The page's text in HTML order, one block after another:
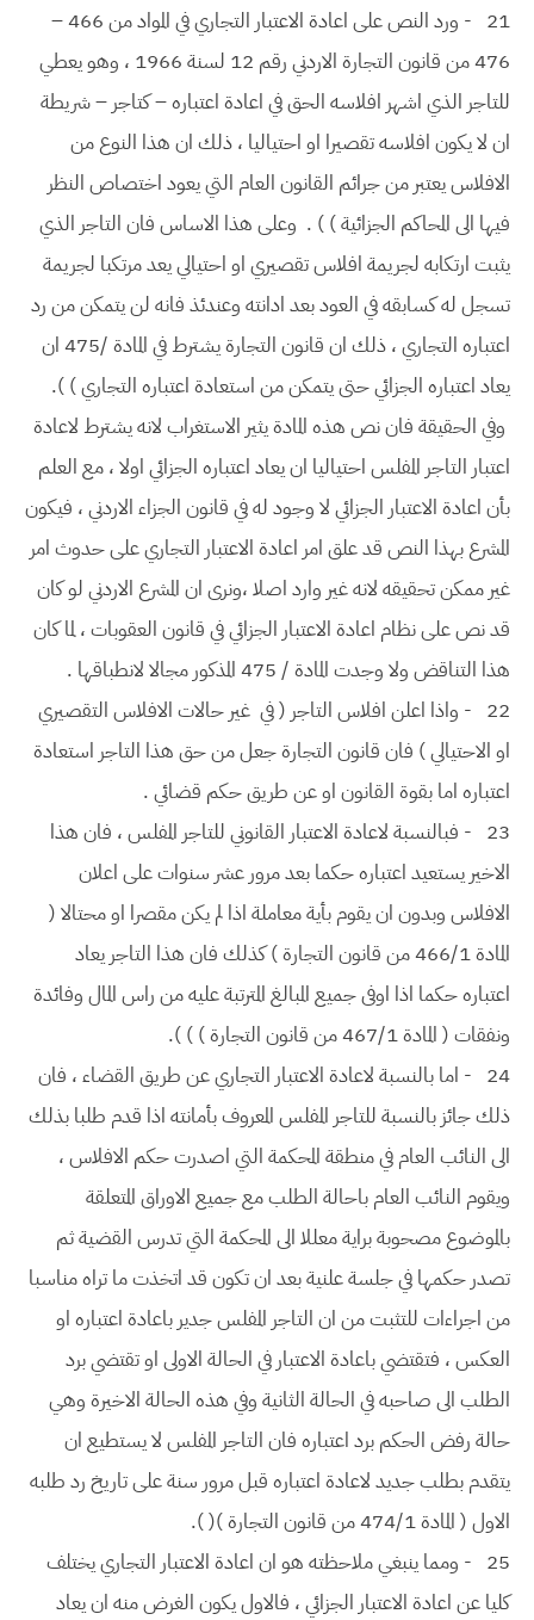
21
- ورد النص على اعادة الاعتبار التجاري في المواد من 466 –
476 من قانون التجارة الاردني رقم 12 لسنة 1966 ، وهو يعطي
للتاجر الذي اشهر افلاسه الحق في اعادة اعتباره – كتاجر – شريطة
ان لا يكون افلاسه تقصيرا او احتياليا ، ذلك ان هذا النوع من
الافلاس يعتبر من جرائم القانون العام التي يعود اختصاص النظر
فيها الى المحاكم الجزائية ) ) . وعلى هذا الاساس فان التاجر الذي
يثبت ارتكابه لجريمة افلاس تقصيري او احتيالي يعد مرتكبا لجريمة
تسجل له كسابقه في العود بعد ادانته وعندئذ فانه لن يتمكن من رد
اعتباره التجاري ، ذلك ان قانون التجارة يشترط في المادة /475 ان
يعاد اعتباره الجزائي حتى يتمكن من استعادة اعتباره التجاري ) ).
وفي الحقيقة فان نص هذه المادة يثير الاستغراب لانه يشترط لاعادة
اعتبار التاجر المفلس احتياليا ان يعاد اعتباره الجزائي اولا ، مع العلم
بأن اعادة الاعتبار الجزائي لا وجود له في قانون الجزاء الاردني ، فيكون
المشرع بهذا النص قد علق امر اعادة الاعتبار التجاري على حدوث امر
غير ممكن تحقيقه لانه غير وارد اصلا ،ونرى ان المشرع الاردني لو كان
قد نص على نظام اعادة الاعتبار الجزائي في قانون العقوبات ، لما كان
هذا التناقض ولا وجدت المادة / 475 المذكور مجالا لانطباقها .
22 - واذا اعلن افلاس التاجر ( في غير حالات الافلاس التقصيري
او الاحتيالي ) فان قانون التجارة جعل من حق هذا التاجر استعادة
اعتباره اما بقوة القانون او عن طريق حكم قضائي .
23 - فبالنسبة لاعادة الاعتبار القانوني للتاجر المفلس ، فان هذا
الاخير يستعيد اعتباره حكما بعد مرور عشر سنوات على اعلان
الافلاس وبدون ان يقوم بأية معاملة اذا لم يكن مقصرا او محتالا (
المادة 466/1 من قانون التجارة ) كذلك فان هذا التاجر يعاد
اعتباره حكما اذا اوفى جميع المبالغ المترتبة عليه من راس المال وفائدة
ونفقات ( المادة 467/1 من قانون التجارة ) ) ).
24 - اما بالنسبة لاعادة الاعتبار التجاري عن طريق القضاء ، فان
ذلك جائز بالنسبة للتاجر المفلس المعروف بأمانته اذا قدم طلبا بذلك
الى النائب العام في منطقة المحكمة التي اصدرت حكم الافلاس ،
ويقوم النائب العام باحالة الطلب مع جميع الاوراق المتعلقة
بالموضوع مصحوبة براية معللا الى المحكمة التي تدرس القضية ثم
تصدر حكمها في جلسة علنية بعد ان تكون قد اتخذت ما تراه مناسبا
من اجراءات للتثبت من ان التاجر المفلس جدير باعادة اعتباره او
العكس ، فتقتضي باعادة الاعتبار في الحالة الاولى او تقتضي برد
الطلب الى صاحبه في الحالة الثانية وفي هذه الحالة الاخيرة وهي
حالة رفض الحكم برد اعتباره فان التاجر المفلس لا يستطيع ان
يتقدم بطلب جديد لاعادة اعتباره قبل مرور سنة على تاريخ رد طلبه
الاول ( المادة 474/1 من قانون التجارة )( ).
25 - ومما ينبغي ملاحظته هو ان اعادة الاعتبار التجاري يختلف
كليا عن اعادة الاعتبار الجزائي ، فالاول يكون الغرض منه ان يعاد